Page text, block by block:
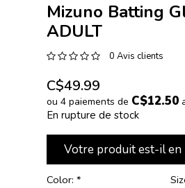
Mizuno Batting
ADULT
0 Avis clients
C$49.99
ou 4 paiements de C$12.50
En rupture de stock
Votre produit est-il en
Color: *